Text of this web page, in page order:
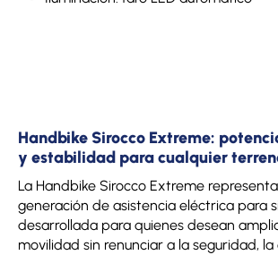
Handbike Sirocco Extreme:
y estabilidad para cualquier
La Handbike Sirocco Extreme
generación de asistencia eléctrica para
desarrollada para quienes desean
movilidad sin renunciar a la seguridad,